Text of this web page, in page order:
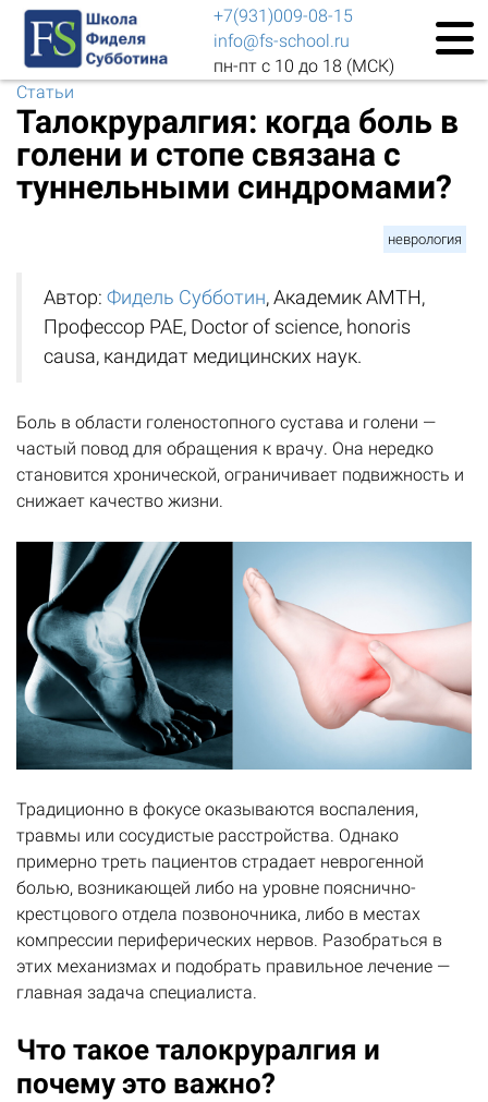
+7(931)009-08-15
info@fs-school.ru
пн-пт с 10 до 18 (МСК)
Статьи
Талокруралгия: когда боль в
голени и стопе связана с
туннельными синдромами?
неврология
Автор: Фидель Субботин, Академик АМТН,
Профессор РАЕ, Doctor of science, honoris
causa, кандидат медицинских наук.
Боль в области голеностопного сустава и голени —
частый повод для обращения к врачу. Она нередко
становится хронической, ограничивает подвижность и
снижает качество жизни.
Традиционно в фокусе оказываются воспаления,
травмы или сосудистые расстройства. Однако
примерно треть пациентов страдает неврогенной
болью, возникающей либо на уровне пояснично-
крестцового отдела позвоночника, либо в местах
компрессии периферических нервов. Разобраться в
этих механизмах и подобрать правильное лечение —
главная задача специалиста.
Что такое талокруралгия и
почему это важно?